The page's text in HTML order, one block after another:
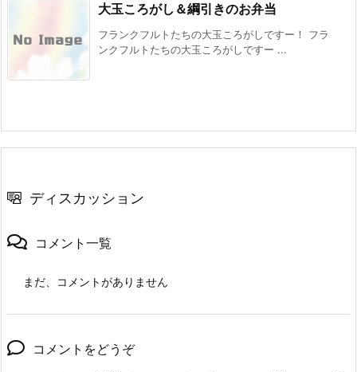
大玉ころがし＆綱引きのお弁当
フランクフルトたちの大玉ころがしですー！ フラ
ンクフルトたちの大玉ころがしですー ...
ディスカッション
コメント一覧
まだ、コメントがありません
コメントをどうぞ